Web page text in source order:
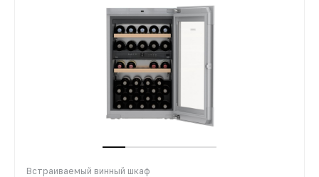
Встраиваемый винный шкаф